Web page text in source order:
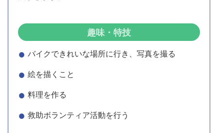
趣味・特技
バイクできれいな場所に行き、写真を撮る
絵を描くこと
料理を作る
救助ボランティア活動を行う